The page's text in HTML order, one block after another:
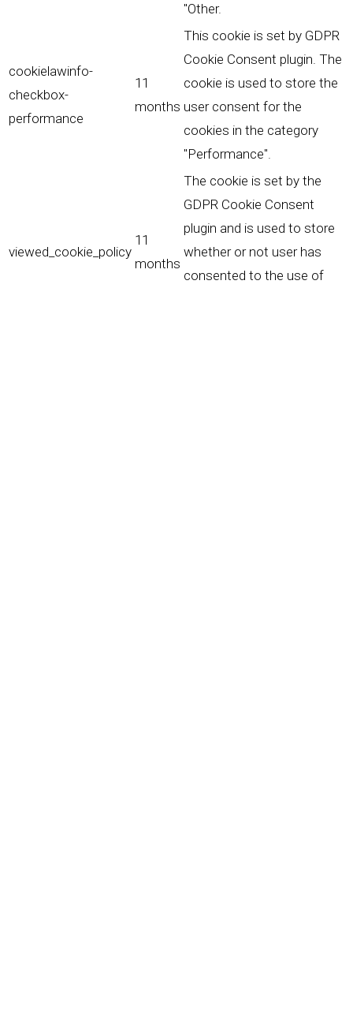
"Other.
cookielawinfo-
checkbox-
performance
11
months
This cookie is set by GDPR
Cookie Consent plugin. The
cookie is used to store the
user consent for the
cookies in the category
"Performance".
viewed_cookie_policy
11
months
The cookie is set by the
GDPR Cookie Consent
plugin and is used to store
whether or not user has
consented to the use of